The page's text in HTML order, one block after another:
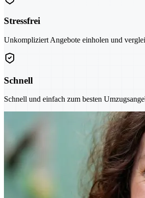
Stressfrei
Unkompliziert Angebote einholen und
Schnell
Schnell und einfach zum besten